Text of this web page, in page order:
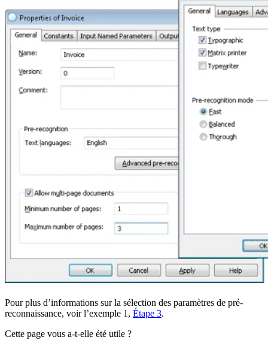
Pour plus d’informations sur la sélection des paramètres de pré-
reconnaissance, voir l’exemple 1, Étape 3.
Cette page vous a-t-elle été utile ?